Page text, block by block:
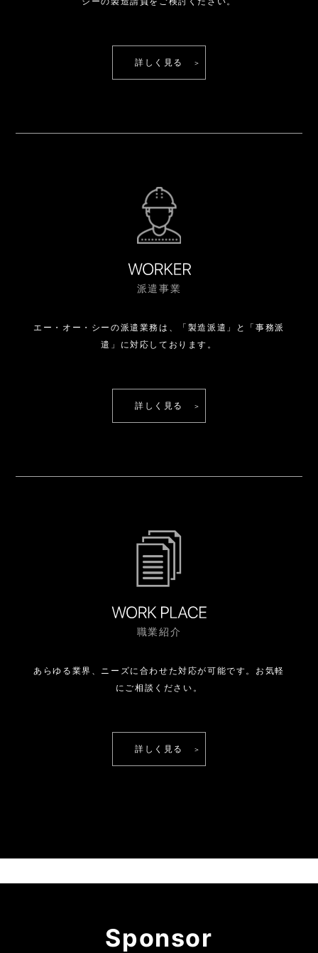
詳しく見る
派遣事業
エー・オー・シーの派遣業務は、
「製造派遣」と「事務派
遣」に対応しております。
詳しく見る
職業紹介
あらゆる業界、ニーズに合わせた対応が可能です。 お気軽
にご相談ください。
詳しく見る
Sponsor